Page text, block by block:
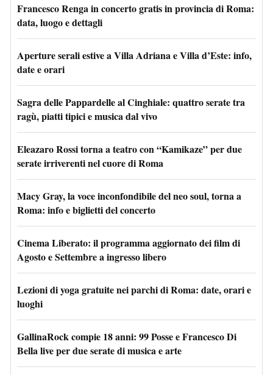
Francesco Renga in concerto gratis in provincia di Roma:
data, luogo e dettagli
Aperture serali estive a Villa Adriana e Villa d’Este: info,
date e orari
Sagra delle Pappardelle al Cinghiale: quattro serate tra
ragù, piatti tipici e musica dal vivo
Eleazaro Rossi torna a teatro con “Kamikaze” per due
serate irriverenti nel cuore di Roma
Macy Gray, la voce inconfondibile del neo soul, torna a
Roma: info e biglietti del concerto
Cinema Liberato: il programma aggiornato dei film di
Agosto e Settembre a ingresso libero
Lezioni di yoga gratuite nei parchi di Roma: date, orari e
luoghi
GallinaRock compie 18 anni: 99 Posse e Francesco Di
Bella live per due serate di musica e arte